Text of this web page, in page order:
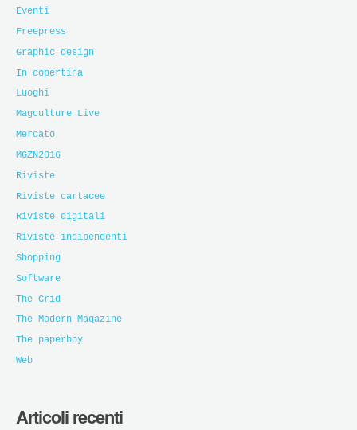
Eventi
Freepress
Graphic design
In copertina
Luoghi
Magculture Live
Mercato
MGZN2016
Riviste
Riviste cartacee
Riviste digitali
Riviste indipendenti
Shopping
Software
The Grid
The Modern Magazine
The paperboy
Web
Articoli recenti